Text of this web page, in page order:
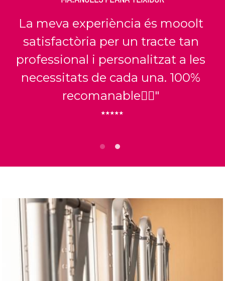
La meva experiència és mooolt
satisfactòria per un tracte tan
professional i personalitzat a les
necessitats de cada una. 100%
recomanable👍🏼"
⭑⭑⭑⭑⭑